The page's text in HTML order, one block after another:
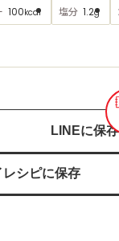
PARK とは
100kcal 塩分 1.2g
LINEに保存
レシピに保存
済み